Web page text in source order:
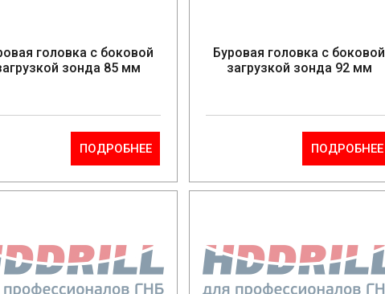
головка с боковой
зонда 85 мм
ПОДРОБНЕЕ
Буровая головка с боковой
загрузкой зонда 92 мм
ПОДРОБНЕЕ